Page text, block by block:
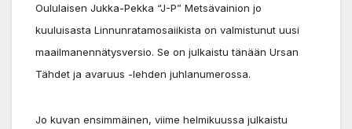
Oululaisen Jukka-Pekka “J-P” Metsävainion jo
kuuluisasta Linnunratamosaiikista on valmistunut uusi
maailmanennätysversio. Se on julkaistu tänään Ursan
Tähdet ja avaruus -lehden juhlanumerossa.
Jo kuvan ensimmäinen, viime helmikuussa julkaistu